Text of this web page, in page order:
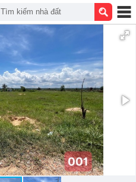
Tìm kiếm nhà đất